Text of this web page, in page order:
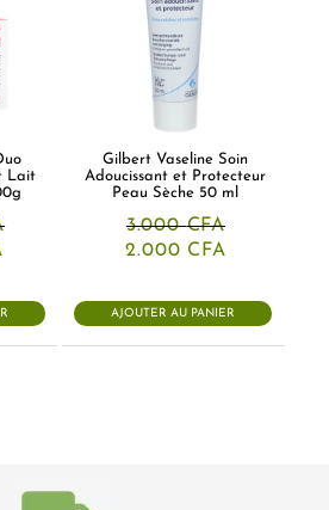
Lait
est :
22.800 CFA.
Gilbert Vaseline Soin
Adoucissant et Protecteur
Peau Sèche 50 ml
3.000CFA
Le
était :
3.000 CFA.
2.000 CFA
est :
2.000 CFA.
AJOUTER AU PANIER